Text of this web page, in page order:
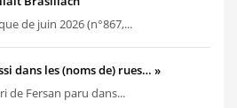
de juin 2026 (n°867,...
dans les (noms de) rues… »
de Fersan paru dans...